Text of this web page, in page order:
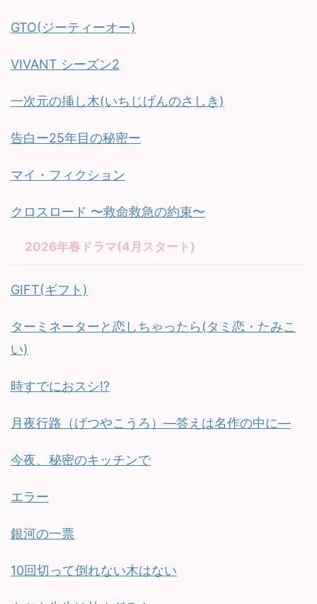
GTO(ジーティーオー)
VIVANT シーズン2
一次元の挿し木(いちじげんのさしき)
告白ー25年目の秘密ー
マイ・フィクション
クロスロード 〜救命救急の約束〜
2026年春ドラマ(4月スタート)
GIFT(ギフト)
ターミネーターと恋しちゃったら(タミ恋・たみこ
い)
時すでにおスシ!?
月夜行路（げつやこうろ）—答えは名作の中に—
今夜、秘密のキッチンで
エラー
銀河の一票
10回切って倒れない木はない